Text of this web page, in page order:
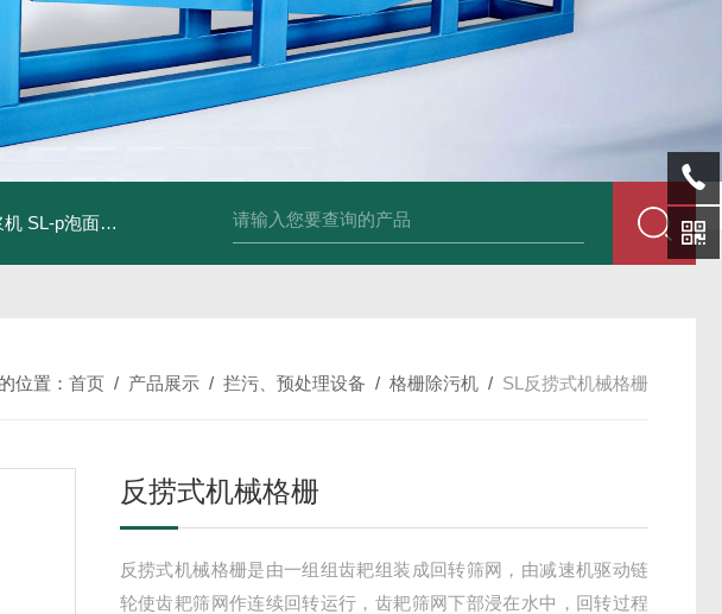
机 SL-p泡面盖纸塑分离机 sl-d镀铝膜分离清洗机 SL-wl转鼓式纸浆浓缩机 SL-l离型纸碎浆机
位置： 首页 / 产品展示 / 拦污、预处理设备 / 格栅除污机 / SL反捞式机械格栅
反捞式机械格栅
反捞式机械格栅是由一组组齿耙组装成回转筛网，由减速机驱动链
轮使齿耙筛网作连续回转运行，齿耙筛网下部浸在水中，回转过程